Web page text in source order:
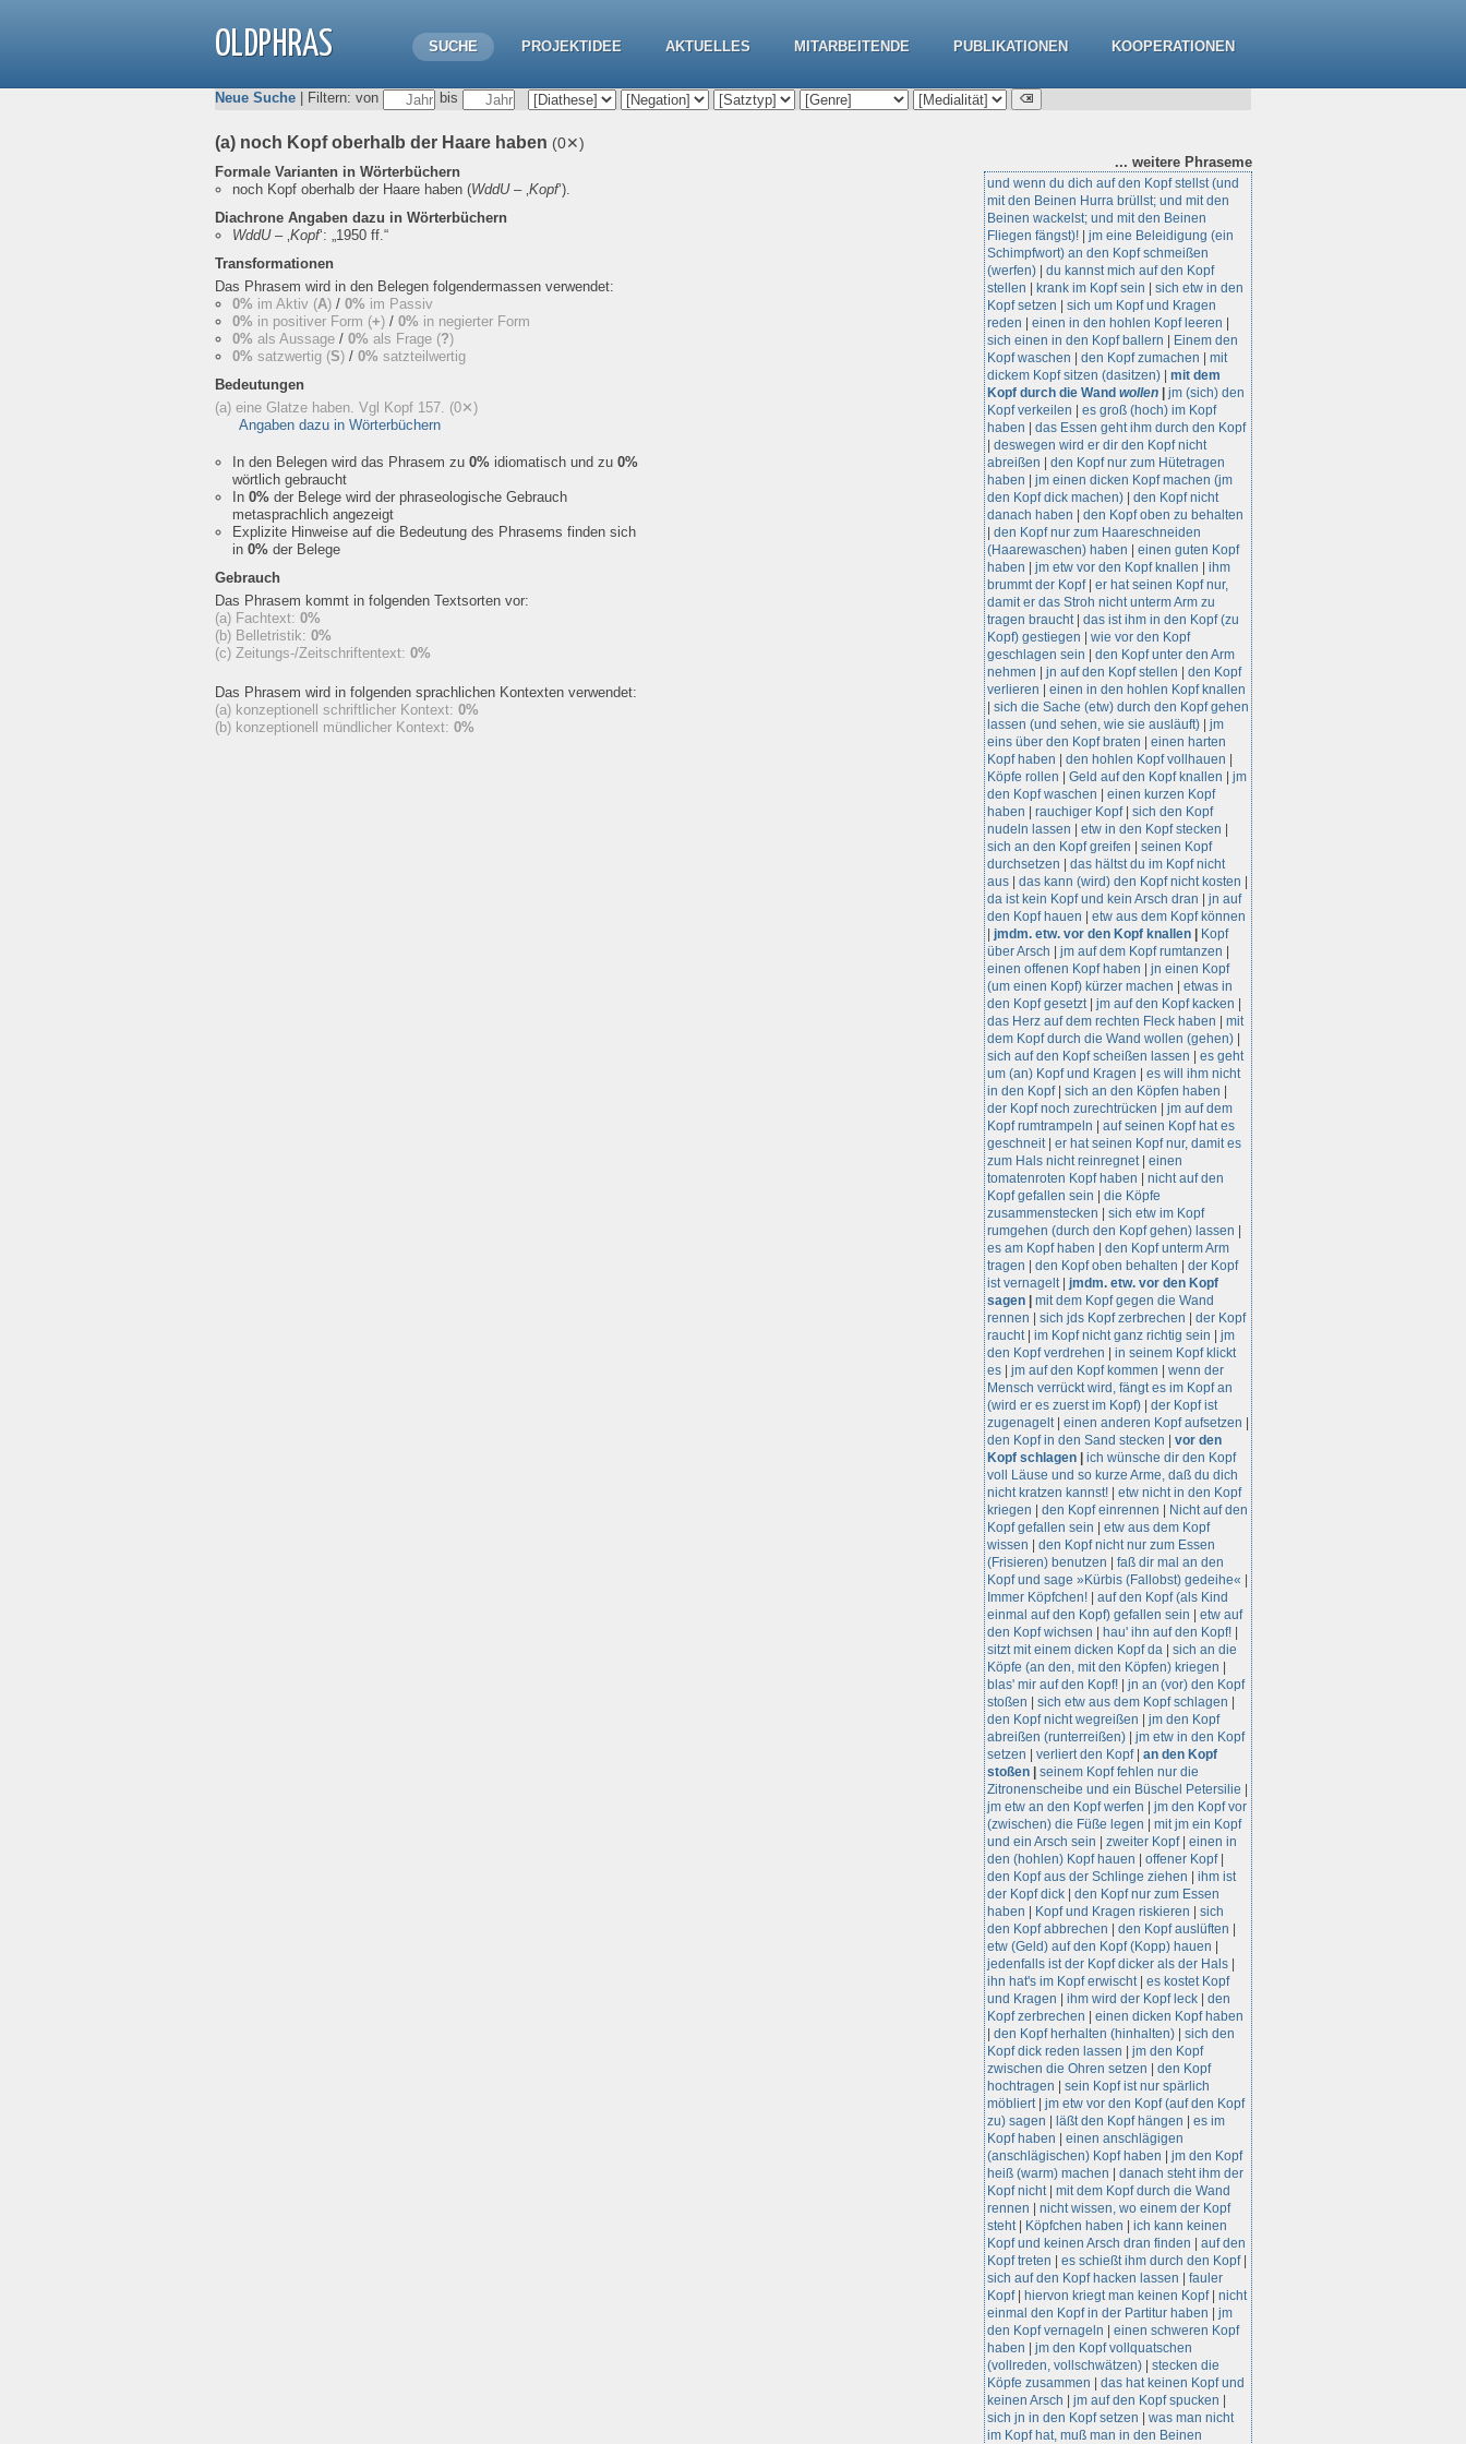
OLDPHRAS SUCHE PROJEKTIDEE AKTUELLES MITARBEITENDE PUBLIKATIONEN KOOPERATIONEN
Neue Suche | Filtern: von bis
(a) noch Kopf oberhalb der Haare haben (0✕)
Formale Varianten in Wörterbüchern
noch Kopf oberhalb der Haare haben (WddU– ‚Kopf‘).
Diachrone Angaben dazu in Wörterbüchern
WddU– ‚Kopf‘: „1950 ff.“
Transformationen
Das Phrasem wird in den Belegen folgendermassen verwendet:
0% im Aktiv (A) / 0% im Passiv
0% in positiver Form (+) / 0% in negierter Form
0% als Aussage / 0% als Frage (?)
0% satzwertig (S) / 0% satzteilwertig
Bedeutungen
(a) eine Glatze haben. Vgl Kopf 157. (0✕)
Angaben dazu in Wörterbüchern
In den Belegen wird das Phrasem zu 0% idiomatisch und zu 0%
wörtlich gebraucht
In 0% der Belege wird der phraseologische Gebrauch
metasprachlich angezeigt
Explizite Hinweise auf die Bedeutung des Phrasems finden sich
in 0% der Belege
Gebrauch
Das Phrasem kommt in folgenden Textsorten vor:
(a) Fachtext: 0%
(b) Belletristik: 0%
(c) Zeitungs-/Zeitschriftentext: 0%
Das Phrasem wird in folgenden sprachlichen Kontexten verwendet:
(a) konzeptionell schriftlicher Kontext: 0%
(b) konzeptionell mündlicher Kontext: 0%
... weitere Phraseme
und wenn du dich auf den Kopf stellst (und
mit den Beinen Hurra brüllst; und mit den
Beinen wackelst; und mit den Beinen
Fliegen fängst)!
jm eine Beleidigung (ein
Schimpfwort) an den Kopf schmeißen
(werfen)
du kannst mich auf den Kopf
stellen
krank im Kopf sein
sich etw in den
Kopf setzen
sich um Kopf und Kragen
reden
einen in den hohlen Kopf leeren
sich einen in den Kopf ballern
Einem den
Kopf waschen
den Kopf zumachen
mit
dickem Kopf sitzen (dasitzen)
mit dem
Kopf durch die Wand wollen
jm (sich) den
Kopf verkeilen
es groß (hoch) im Kopf
haben
das Essen geht ihm durch den Kopf
deswegen wird er dir den Kopf nicht
abreißen
den Kopf nur zum Hütetragen
haben
jm einen dicken Kopf machen (jm
den Kopf dick machen)
den Kopf nicht
danach haben
den Kopf oben zu behalten
den Kopf nur zum Haareschneiden
(Haarewaschen) haben
einen guten Kopf
haben
jm etw vor den Kopf knallen
ihm
brummt der Kopf| er hat seinen Kopf nur,
damit er das Stroh nicht unterm Arm zu
tragen braucht| das ist ihm in den Kopf (zu
Kopf) gestiegen
wie vor den Kopf
geschlagen sein
den Kopf unter den Arm
nehmen
jn auf den Kopf stellen
den Kopf
verlieren
einen in den hohlen Kopf knallen
sich die Sache (etw) durch den Kopf gehen
lassen (und sehen, wie sie ausläuft)
jm
eins über den Kopf braten
einen harten
Kopf haben
den hohlen Kopf vollhauen
Köpfe rollen
Geld auf den Kopf knallen
jm
den Kopf waschen
einen kurzen Kopf
haben
rauchiger Kopf| sich den Kopf
nudeln lassen
etw in den Kopf stecken
sich an den Kopf greifen
seinen Kopf
durchsetzen
das hältst du im Kopf nicht
aus
das kann (wird) den Kopf nicht kosten
da ist kein Kopf und kein Arsch dran
jn auf
den Kopf hauen
etw aus dem Kopf können
jmdm. etw. vor den Kopf knallen
Kopf
über Arsch
jm auf dem Kopf rumtanzen
einen offenen Kopf haben
jn einen Kopf
(um einen Kopf) kürzer machen
etwas in
den Kopf gesetzt| jm auf den Kopf kacken
das Herz auf dem rechten Fleck haben
mit
dem Kopf durch die Wand wollen (gehen)
sich auf den Kopf scheißen lassen
es geht
um (an) Kopf und Kragen
es will ihm nicht
in den Kopf| sich an den Köpfen haben
der Kopf noch zurechtrücken
jm auf dem
Kopf rumtrampeln
auf seinen Kopf hat es
geschneit| er hat seinen Kopf nur, damit es
zum Hals nicht reinregnet| einen
tomatenroten Kopf haben
nicht auf den
Kopf gefallen sein
die Köpfe
zusammenstecken
sich etw im Kopf
rumgehen (durch den Kopf gehen) lassen
es am Kopf haben
den Kopf unterm Arm
tragen
den Kopf oben behalten
der Kopf
ist vernagelt| jmdm. etw. vor den Kopf
sagen
mit dem Kopf gegen die Wand
rennen
sich jds Kopf zerbrechen
der Kopf
raucht| im Kopf nicht ganz richtig sein
jm
den Kopf verdrehen
in seinem Kopf klickt
es
jm auf den Kopf kommen
wenn der
Mensch verrückt wird, fängt es im Kopf an
(wird er es zuerst im Kopf)
der Kopf ist
zugenagelt| einen anderen Kopf aufsetzen
den Kopf in den Sand stecken
vor den
Kopf schlagen
ich wünsche dir den Kopf
voll Läuse und so kurze Arme, daß du dich
nicht kratzen kannst!
etw nicht in den Kopf
kriegen
den Kopf einrennen
Nicht auf den
Kopf gefallen sein
etw aus dem Kopf
wissen
den Kopf nicht nur zum Essen
(Frisieren) benutzen
faß dir mal an den
Kopf und sage »Kürbis (Fallobst) gedeihe«
Immer Köpfchen!
auf den Kopf (als Kind
einmal auf den Kopf) gefallen sein
etw auf
den Kopf wichsen
hau' ihn auf den Kopf!
sitzt mit einem dicken Kopf da
sich an die
Köpfe (an den, mit den Köpfen) kriegen
blas' mir auf den Kopf!
jn an (vor) den Kopf
stoßen
sich etw aus dem Kopf schlagen
den Kopf nicht wegreißen
jm den Kopf
abreißen (runterreißen)
jm etw in den Kopf
setzen
verliert den Kopf an den Kopf
stoßen
seinem Kopf fehlen nur die
Zitronenscheibe und ein Büschel Petersilie
jm etw an den Kopf werfen
jm den Kopf vor
(zwischen) die Füße legen
mit jm ein Kopf
und ein Arsch sein
zweiter Kopf| einen in
den (hohlen) Kopf hauen
offener Kopf|
den Kopf aus der Schlinge ziehen
ihm ist
der Kopf dick
den Kopf nur zum Essen
haben
Kopf und Kragen riskieren
sich
den Kopf abbrechen
den Kopf auslüften
etw (Geld) auf den Kopf (Kopp) hauen
jedenfalls ist der Kopf dicker als der Hals
ihn hat's im Kopf erwischt| es kostet Kopf
und Kragen
ihm wird der Kopf leck
den
Kopf zerbrechen
einen dicken Kopf haben
den Kopf herhalten (hinhalten)
sich den
Kopf dick reden lassen
jm den Kopf
zwischen die Ohren setzen
den Kopf
hochtragen
sein Kopf ist nur spärlich
möbliert| jm etw vor den Kopf (auf den Kopf
zu) sagen
läßt den Kopf hängen
es im
Kopf haben
einen anschlägigen
(anschlägischen) Kopf haben
jm den Kopf
heiß (warm) machen
danach steht ihm der
Kopf nicht| mit dem Kopf durch die Wand
rennen
nicht wissen, wo einem der Kopf
steht| Köpfchen haben
ich kann keinen
Kopf und keinen Arsch dran finden
auf den
Kopf treten
es schießt ihm durch den Kopf|
sich auf den Kopf hacken lassen
fauler
Kopf| hiervon kriegt man keinen Kopf| nicht
einmal den Kopf in der Partitur haben
jm
den Kopf vernageln
einen schweren Kopf
haben
jm den Kopf vollquatschen
(vollreden, vollschwätzen)
stecken die
Köpfe zusammen
das hat keinen Kopf und
keinen Arsch
jm auf den Kopf spucken
sich jn in den Kopf setzen
was man nicht
im Kopf hat, muß man in den Beinen